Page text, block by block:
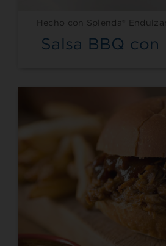
Hecho con Splenda®
Salsa BBQ